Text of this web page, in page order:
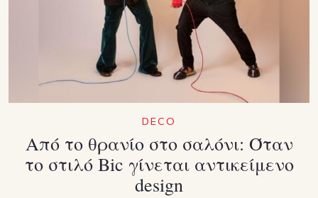
DECO
Από το θρανίο στο σαλόνι: Όταν
το στιλό Bic γίνεται αντικείμενο
design